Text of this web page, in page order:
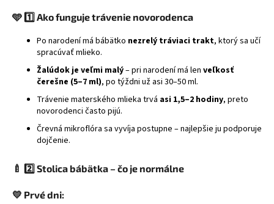
🩵 1️⃣ Ako funguje trávenie novorodenca
Po narodení má bábätko nezrelý tráviaci trakt, ktorý sa učí
spracúvať mlieko.
Žalúdok je veľmi malý– pri narodení má len veľkosť
čerešne (5–7 ml), po týždni už asi 30–50 ml.
Trávenie materského mlieka trvá asi 1,5–2 hodiny, preto
novorodenci často pijú.
Črevná mikroflóra sa vyvíja postupne – najlepšie ju podporuje
dojčenie.
🍼 2️⃣ Stolica bábätka – čo je normálne
💛 Prvé dni:
u
j
?